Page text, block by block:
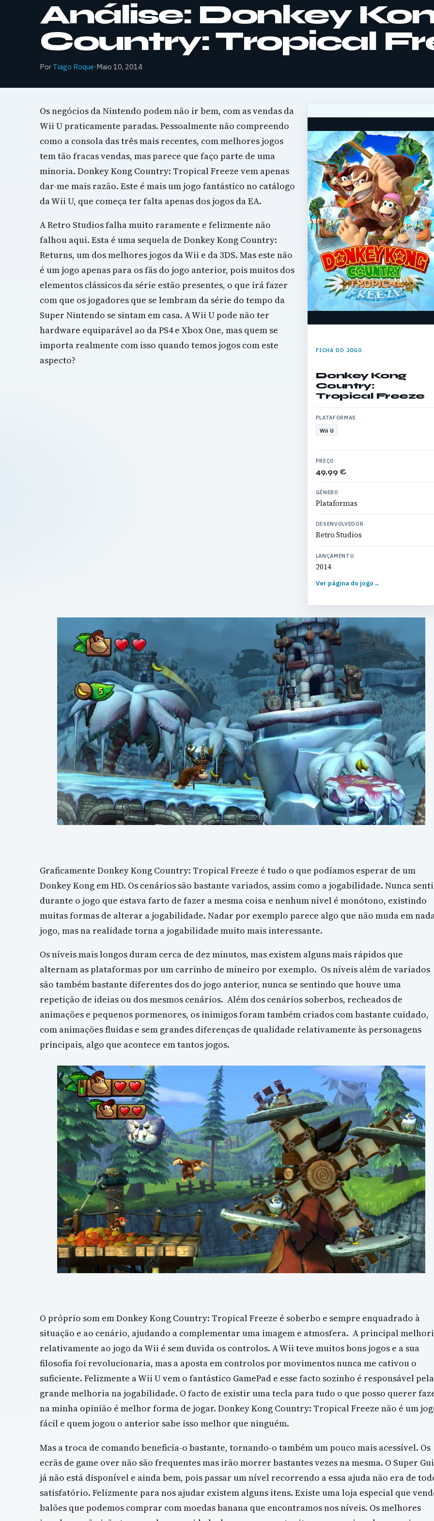
Análise: Donkey
Country: Tropical
Por Tiago Roque·Maio 10, 2014
FICHA DO JOGO
Donkey Kong
Country:
Tropical Freeze
PLATAFORMAS
Wii U
PREÇO
49,99 €
GÉNERO
Plataformas
DESENVOLVEDOR
Retro Studios
LANÇAMENTO
2014
Ver página do jogo→
Os negócios da Nintendo podem não ir bem, com as vendas da
Wii U praticamente paradas. Pessoalmente não compreendo
como a consola das três mais recentes, com melhores jogos
tem tão fracas vendas, mas parece que faço parte de uma
minoria. Donkey Kong Country: Tropical Freeze vem apenas
dar-me mais razão. Este é mais um jogo fantástico no catálogo
da Wii U, que começa ter falta apenas dos jogos da EA.
A Retro Studios falha muito raramente e felizmente não
falhou aqui. Esta é uma sequela de Donkey Kong Country:
Returns, um dos melhores jogos da Wii e da 3DS. Mas este não
é um jogo apenas para os fãs do jogo anterior, pois muitos dos
elementos clássicos da série estão presentes, o que irá fazer
com que os jogadores que se lembram da série do tempo da
Super Nintendo se sintam em casa. A Wii U pode não ter
hardware equiparável ao da PS4 e Xbox One, mas quem se
importa realmente com isso quando temos jogos com este
aspecto?
Graficamente Donkey Kong Country: Tropical Freeze é tudo o que podíamos esperar de um
Donkey Kong em HD. Os cenários são bastante variados, assim como a jogabilidade. Nunca senti
durante o jogo que estava farto de fazer a mesma coisa e nenhum nível é monótono, existindo
muitas formas de alterar a jogabilidade. Nadar por exemplo parece algo que não muda em
jogo, mas na realidade torna a jogabilidade muito mais interessante.
Os níveis mais longos duram cerca de dez minutos, mas existem alguns mais rápidos que
alternam as plataformas por um carrinho de mineiro por exemplo. Os níveis além de variados
são também bastante diferentes dos do jogo anterior, nunca se sentindo que houve uma
repetição de ideias ou dos mesmos cenários. Além dos cenários soberbos, recheados de
animações e pequenos pormenores, os inimigos foram também criados com bastante cuidado,
com animações fluidas e sem grandes diferenças de qualidade relativamente às personagens
principais, algo que acontece em tantos jogos.
O próprio som em Donkey Kong Country: Tropical Freeze é soberbo e sempre enquadrado à
situação e ao cenário, ajudando a complementar uma imagem e atmosfera. A principal
relativamente ao jogo da Wii é sem duvida os controlos. A Wii teve muitos bons jogos e a sua
filosofia foi revolucionaria, mas a aposta em controlos por movimentos nunca me cativou o
suficiente. Felizmente a Wii U vem o fantástico GamePad e esse facto sozinho é responsável pela
grande melhoria na jogabilidade. O facto de existir uma tecla para tudo o que posso querer
na minha opinião é melhor forma de jogar. Donkey Kong Country: Tropical Freeze não é um
fácil e quem jogou o anterior sabe isso melhor que ninguém.
Mas a troca de comando beneficia-o bastante, tornando-o também um pouco mais acessível. Os
ecrãs de game over não são frequentes mas irão morrer bastantes vezes na mesma. O Super
já não está disponível e ainda bem, pois passar um nível recorrendo a essa ajuda não era de
satisfatório. Felizmente para nos ajudar existem alguns itens. Existe uma loja especial que
balões que podemos comprar com moedas banana que encontramos nos níveis. Os melhores